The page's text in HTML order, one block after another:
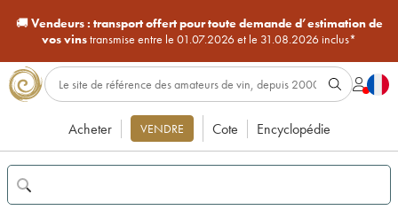
🚚Vendeurs : transport offert pour toute demande d’estimation de
vos vinstransmise entre le 01.07.2026 et le 31.08.2026 inclus*
Acheter VENDRE Cote Encyclopédie